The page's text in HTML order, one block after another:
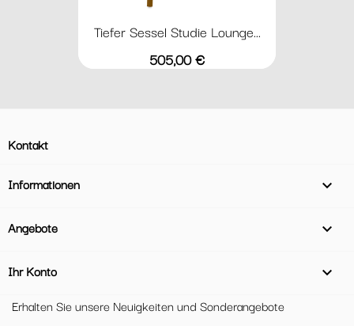
Tiefer Sessel Studie Lounge...
Preis
505,00 €
Kontakt
Informationen 
Angebote 
Ihr Konto

Erhalten Sie unsere Neuigkeiten und Sonderangebote